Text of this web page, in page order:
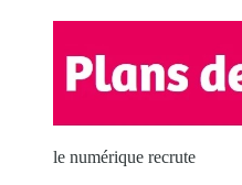
le numérique recrute